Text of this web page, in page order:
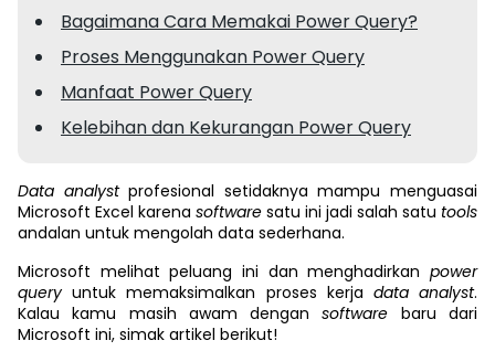
Bagaimana Cara Memakai Power Query?
Proses Menggunakan Power Query
Manfaat Power Query
Kelebihan dan Kekurangan Power Query
Data analystprofesional setidaknya mampu menguasai
Microsoft Excel karena software satu ini jadi salah satu tools
andalan untuk mengolah data sederhana.
Microsoft melihat peluang ini dan menghadirkan power
queryuntuk memaksimalkan proses kerja data analyst.
Kalau kamu masih awam dengansoftware baru dari
Microsoft ini, simak artikel berikut!